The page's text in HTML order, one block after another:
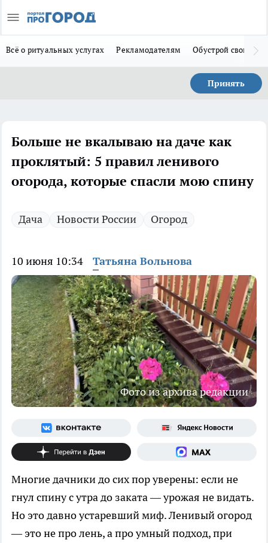
Всё о ритуальных услугах Рекламодателям Обустрой свой дом
Принять
Больше не вкалываю на даче как
проклятый: 5 правил ленивого
огорода, которые спасли мою спину
Дача Новости России Огород
10 июня 10:34 Татьяна Вольнова
Фото из архива редакции
Многие дачники до сих пор уверены: если не
гнул спину с утра до заката — урожая не видать.
Но это давно устаревший миф. Ленивый огород
— это не про лень, а про умный подход, при